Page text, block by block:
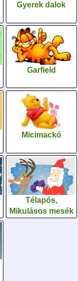
Gyerek dalok
Garfield
Micimackó
Télapós,
Mikulásos mesék